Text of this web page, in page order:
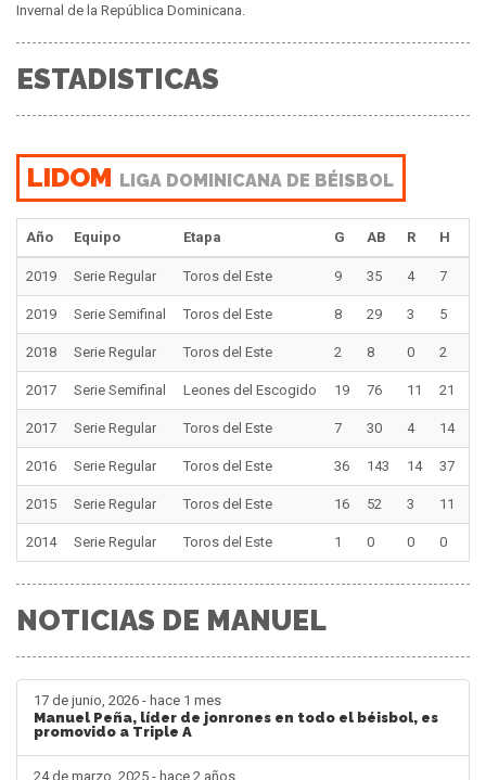
Invernal de la República Dominicana.
ESTADISTICAS
LIDOM LIGA DOMINICANA DE BÉISBOL
Año Equipo Etapa G AB R H
2019 Serie Regular Toros del Este 9 35 4 7
2019 Serie Semifinal Toros del Este 8 29 3 5
2018 Serie Regular Toros del Este 2 8 0 2
2017 Serie Semifinal Leones del Escogido 19 76 11 21
2017 Serie Regular Toros del Este 7 30 4 14
2016 Serie Regular Toros del Este 36 143 14 37
2015 Serie Regular Toros del Este 16 52 3 11
2014 Serie Regular Toros del Este 1 0 0 0
NOTICIAS DE MANUEL
17 de junio, 2026 - hace 1 mes
Manuel Peña, líder de jonrones en todo el béisbol, es
promovido a Triple A
24 de marzo, 2025 - hace 2 años